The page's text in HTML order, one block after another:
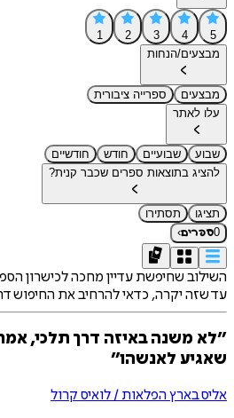
5
4
3
2
1
מבצעים/הנחות
מבצעים
ספרייה ציבורית
עלו לאתר
שבוע שבועיים חודש
חודשיים
להציג בתוצאות ספרים שכבר קנית?
תציגו
תסתירו
0ספרים›
השילוב שחיפשת עדיין מחכה לכישרון
עד שזה יקרה, כדאי להרחיב את החיפוש
״לא משנה באיזה דרך תלכי,
שאגיע לאנשהו״
אליס בארץ הפלאות / לואיס קרול